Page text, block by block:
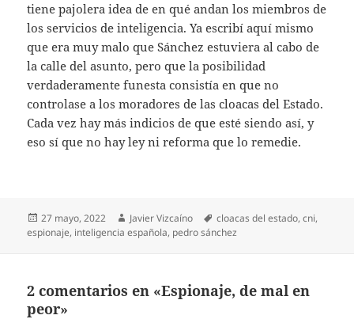
tiene pajolera idea de en qué andan los miembros de
los servicios de inteligencia. Ya escribí aquí mismo
que era muy malo que Sánchez estuviera al cabo de
la calle del asunto, pero que la posibilidad
verdaderamente funesta consistía en que no
controlase a los moradores de las cloacas del Estado.
Cada vez hay más indicios de que esté siendo así, y
eso sí que no hay ley ni reforma que lo remedie.
Publicado
el
27 mayo, 2022 Autor
Javier Vizcaíno Etiquetas
cloacas del estado,cni,
espionaje, inteligencia española, pedro sánchez
2 comentarios en «Espionaje, de mal en
peor»